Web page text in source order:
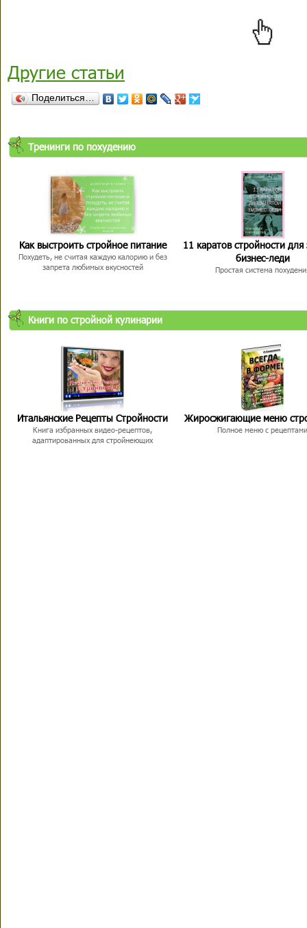
Другие статьи
Поделиться…
Тренинги по похудению
Как выстроить стройное питание
Похудеть, не считая каждую калорию и без
запрета любимых вкусностей
11 каратов стройности для
бизнес-леди
Простая система
Книги по стройной кулинарии
Итальянские Рецепты Стройности
Книга избранных видео-рецептов,
адаптированных для стройнеющих
Жиросжигающие меню
Полное меню с рецептами